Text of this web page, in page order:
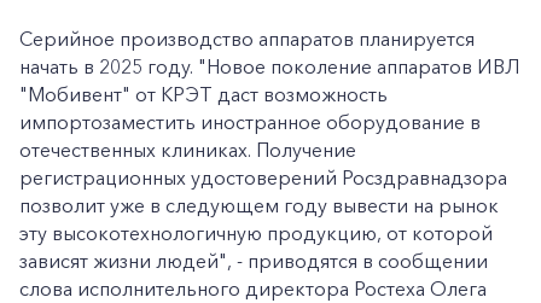
Серийное производство аппаратов планируется
начать в 2025 году. "Новое поколение аппаратов ИВЛ
"Мобивент" от КРЭТ даст возможность
импортозаместить иностранное оборудование в
отечественных клиниках. Получение
регистрационных удостоверений Росздравнадзора
позволит уже в следующем году вывести на рынок
эту высокотехнологичную продукцию, от которой
зависят жизни людей", - приводятся в сообщении
слова исполнительного директора Ростеха Олега